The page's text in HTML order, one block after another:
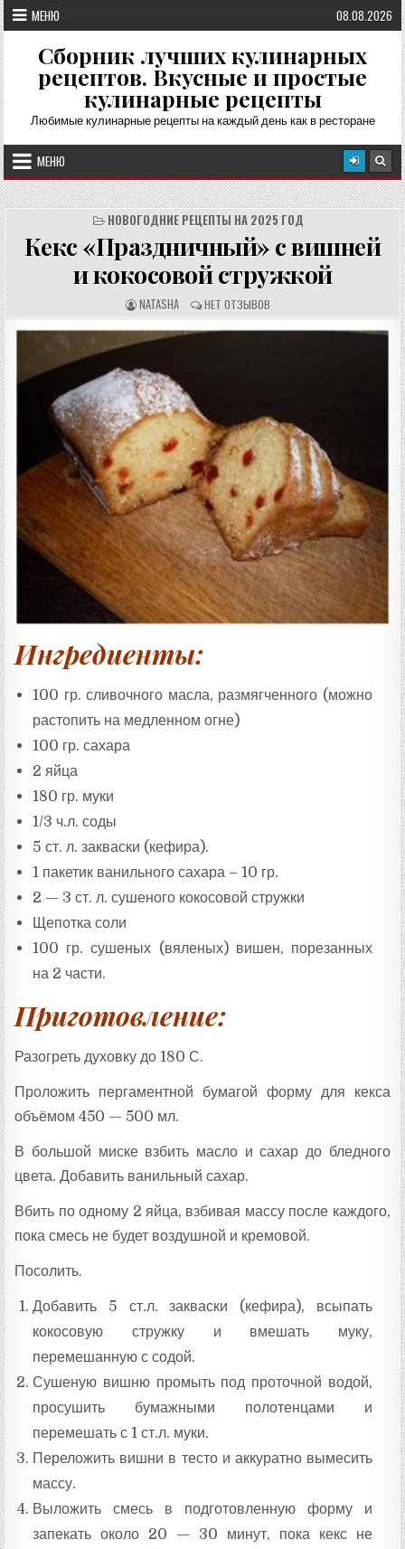
Перейти
к
содержимому
МЕНЮ 08.08.2026
Сборник лучших кулинарных
рецептов. Вкусные и простые
кулинарные рецепты
Любимые кулинарные рецепты на каждый день как в ресторане
МЕНЮ
НОВОГОДНИЕ РЕЦЕПТЫ НА 2025 ГОД
Кекс «Праздничный» с вишней
и кокосовой стружкой
А
В
Т
О
Р
Е
Ц
Е
П
Т
А
:
NATASHA О
Т
З
Ы
НЕТ ОТЗЫВОВ
Ингредиенты:
100 гр. сливочного масла, размягченного (можно
растопить на медленном огне)
100 гр. сахара
2 яйца
180 гр. муки
1/3 ч.л. соды
5 ст. л. закваски (кефира).
1 пакетик ванильного сахара – 10 гр.
2 — 3 ст. л. сушеного кокосовой стружки
Щепотка соли
100 гр. сушеных (вяленых) вишен, порезанных
на 2 части.
Приготовление:
Разогреть духовку до 180 С.
Проложить пергаментной бумагой форму для кекса
объёмом 450 — 500 мл.
В большой миске взбить масло и сахар до бледного
цвета. Добавить ванильный сахар.
Вбить по одному 2 яйца, взбивая массу после каждого,
пока смесь не будет воздушной и кремовой.
Посолить.
Добавить 5 ст.л. закваски (кефира), всыпать
кокосовую стружку и вмешать муку,
перемешанную с содой.
Сушеную вишню промыть под проточной водой,
просушить бумажными полотенцами и
перемешать с 1 ст.л. муки.
Переложить вишни в тесто и аккуратно вымесить
массу.
Выложить смесь в подготовленную форму и
запекать около 20 — 30 минут, пока кекс не